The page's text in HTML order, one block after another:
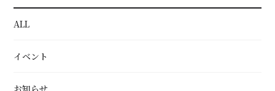
ALL
イベント
お知らせ